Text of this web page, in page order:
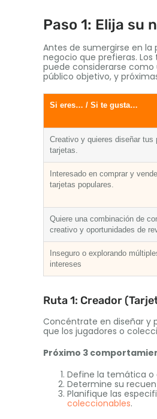
Paso 1: Elija su
Antes de sumergirse en
negocio que prefieras.
puede considerarse
público objetivo, y
Si eres… / Si te gusta…
Creativo y quieres diseñar tus
tarjetas.
Interesado en comprar y
tarjetas populares.
Quiere una combinación de
creativo y oportunidades de
Inseguro o explorando
intereses
Ruta 1: Creador
Concéntrate en diseñar y
que los jugadores o
Próximo 3
Define la temática o
Determine su
Planifique las
coleccionables.